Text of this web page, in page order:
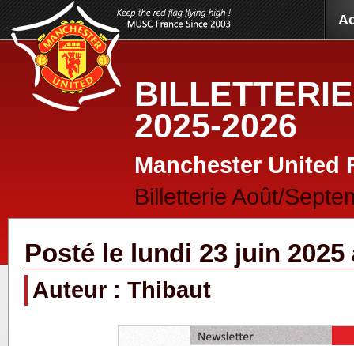
2025-2026
Manchester United
Billetterie Août/
Posté le lundi 23 juin 2025
Auteur : Thibaut